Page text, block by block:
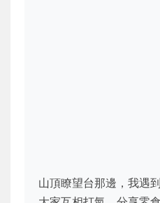
山頂瞭望台那邊，我遇